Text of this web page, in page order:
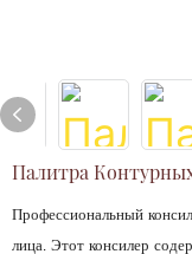
Палитра
Профессиональный
лица. Этот консилер